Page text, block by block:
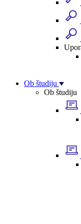
Ob študiju
Ob študiju